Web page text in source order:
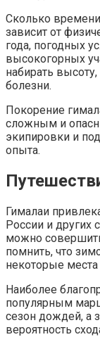
Сколько
зависит от
года, погодных
высокогорных
набирать
болезни.
Покорение
сложным и
экипировки и
опыта.
Гималаи
России и других
можно
помнить, что
некоторые места
Наиболее
популярным
сезон дождей, а
вероятность